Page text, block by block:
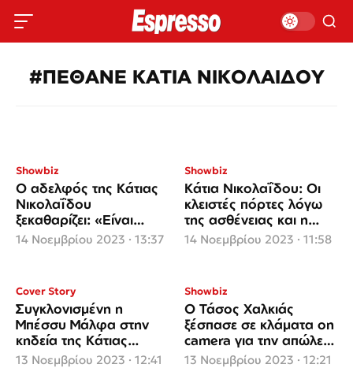
#ΠΕΘΑΝΕ ΚΑΤΙΑ ΝΙΚΟΛΑΙΔΟΥ
Showbiz
Ο αδελφός της Κάτιας
Νικολαΐδου
ξεκαθαρίζει: «Είναι
λάθος να λέγεται αυτό,
δεν ισχύει»
14 Νοεμβρίου 2023 · 13:37
Showbiz
Κάτια Νικολαΐδου: Οι
κλειστές πόρτες λόγω
της ασθένειας και η
δουλειά που έκανε τα
τελευταία χρόνια
14 Νοεμβρίου 2023 · 11:58
Cover Story
Συγκλονισμένη η
Μπέσσυ Μάλφα στην
κηδεία της Κάτιας
Νικολαΐδου
13 Νοεμβρίου 2023 · 12:41
Showbiz
Ο Τάσος Χαλκιάς
ξέσπασε σε κλάματα on
camera για την απώλεια
της Κάτιας Νικολαΐδου
13 Νοεμβρίου 2023 · 12:21